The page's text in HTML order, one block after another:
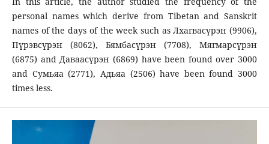
personal names which derive from Tibetan and Sanskrit
names of the days of the week such as Лхагвасүрэн (9906),
Пүрэвсүрэн (8062), Бямбасүрэн (7708), Мягмарсүрэн
(6875) and Даваасүрэн (6869) have been found over 3000
and Сумьяа (2771), Адьяа (2506) have been found 3000
times less.